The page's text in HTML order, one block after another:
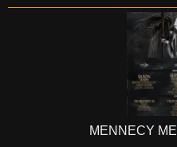
MENNECY